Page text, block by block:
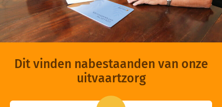
Dit vinden nabestaanden van onze
uitvaartzorg